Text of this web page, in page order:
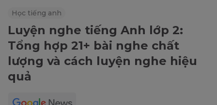
Học tiếng anh
Luyện nghe tiếng Anh lớp 2:
Tổng hợp 21+ bài nghe chất
lượng và cách luyện nghe hiệu
quả